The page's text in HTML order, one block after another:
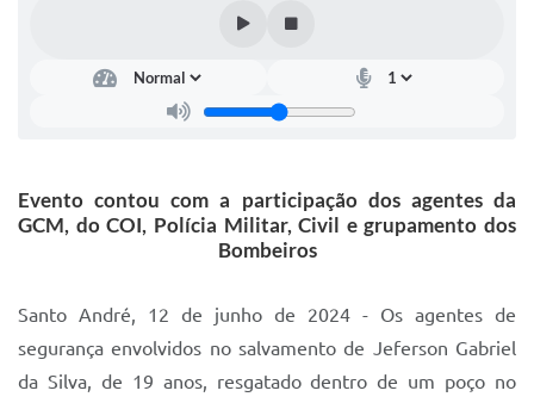
Legislação
Lei de acesso à informação
Mobilidade Urbana Sustentável
Passe Escolar
Parque Escola
Evento contou com a participação dos agentes da
GCM, do COI, Polícia Militar, Civil e grupamento dos
Bombeiros
Santo André, 12 de junho de 2024 - Os agentes de
segurança envolvidos no salvamento de Jeferson Gabriel
da Silva, de 19 anos, resgatado dentro de um poço no